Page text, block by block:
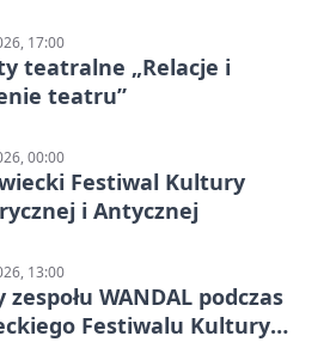
17:00
teatralne „Relacje i
teatru”
00:00
Festiwal Kultury
i Antycznej
13:00
WANDAL podczas
Festiwalu Kultury